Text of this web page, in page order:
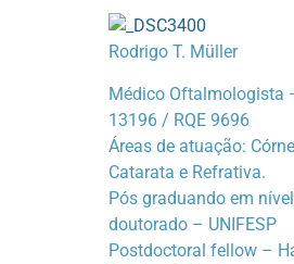
Rodrigo T. Müller
Médico Oftalmologista
13196 / RQE 9696
Áreas de atuação:
Catarata e Refrativa.
Pós graduando em
doutorado – UNIFESP
Postdoctoral fellow –